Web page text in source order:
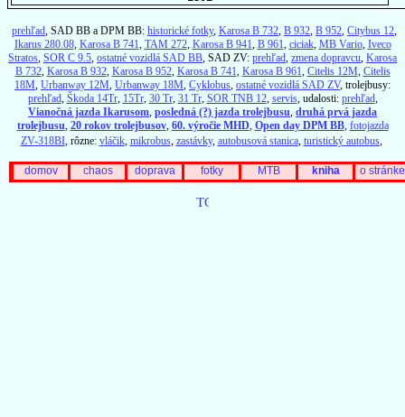
prehľad, SAD BB a DPM BB: historické fotky, Karosa B 732, B 932, B 952, Citybus 12,
Ikarus 280.08, Karosa B 741, TAM 272, Karosa B 941, B 961, ciciak, MB Vario, Iveco
Stratos, SOR C 9.5, ostatné vozidlá SAD BB, SAD ZV: prehľad, zmena dopravcu, Karosa
B 732, Karosa B 932, Karosa B 952, Karosa B 741, Karosa B 961, Citelis 12M, Citelis
18M, Urbanway 12M, Urbanway 18M, Cyklobus, ostatné vozidlá SAD ZV, trolejbusy:
prehľad, Škoda 14Tr, 15Tr, 30 Tr, 31 Tr, SOR TNB 12, servis, udalosti: prehľad,
Vianočná jazda Ikarusom, posledná (?) jazda trolejbusu, druhá prvá jazda
trolejbusu, 20 rokov trolejbusov, 60. výročie MHD, Open day DPM BB, fotojazda
ZV-318BI, rôzne: vláčik, mikrobus, zastávky, autobusová stanica, turistický autobus,
domov chaos doprava fotky MTB kniha o stránke